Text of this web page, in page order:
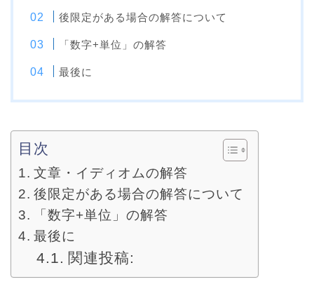
後限定がある場合の解答について
「数字+単位」の解答
最後に
目次
文章・イディオムの解答
後限定がある場合の解答について
「数字+単位」の解答
最後に
関連投稿: